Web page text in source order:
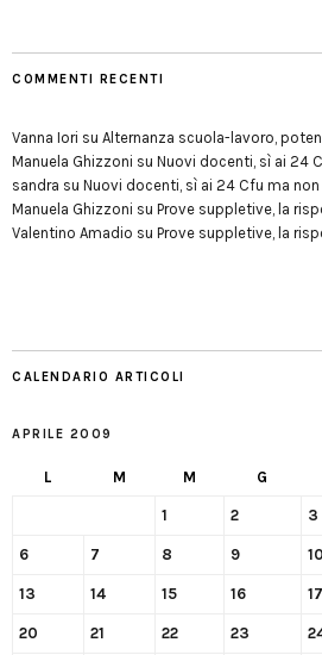
COMMENTI RECENTI
Vanna Iori su Alternanza scuola-lavoro,
Manuela Ghizzoni su Nuovi docenti, sì ai 24
sandra su Nuovi docenti, sì ai 24 Cfu ma
Manuela Ghizzoni su Prove suppletive, la
Valentino Amadio su Prove suppletive, la
CALENDARIO ARTICOLI
APRILE 2009
L M M G
1 2 3
6 7 8 9 10
13 14 15 16 17
20 21 22 23